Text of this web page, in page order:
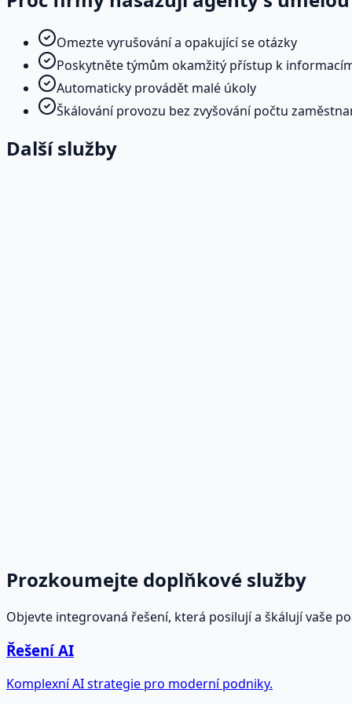
Omezte vyrušování a opakující se otázky
Poskytněte týmům okamžitý přístup k
Automaticky provádět malé úkoly
Škálování provozu bez zvyšování počtu
Další služby
Prozkoumejte doplňkové služby
Objevte integrovaná řešení, která posilují a škálují vaše
Řešení AI
Komplexní AI strategie pro moderní podniky.